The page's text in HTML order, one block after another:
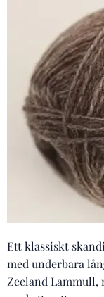
Ett klassiskt
med underbara
Zeeland Lammull,